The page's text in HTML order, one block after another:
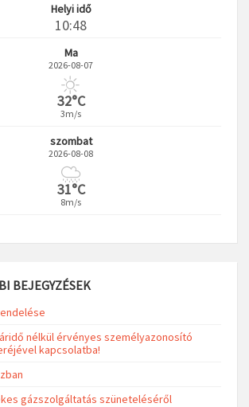
Helyi idő
10:48
Ma
2026-08-07
32°C
3m/s
szombat
2026-08-08
31°C
8m/s
BEJEGYZÉSEK
nélkül érvényes személyazonosító
kapcsolatba!
gázszolgáltatás szüneteléséről